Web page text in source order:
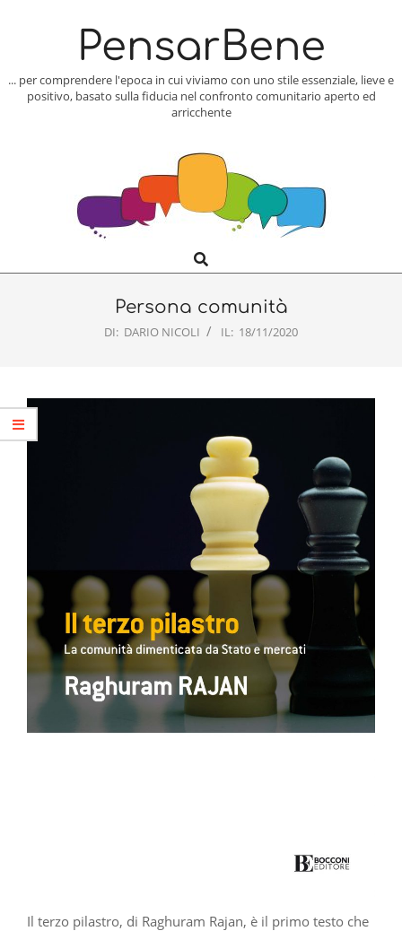
PensarBene
... per comprendere l'epoca in cui viviamo con uno stile essenziale, lieve e
positivo, basato sulla fiducia nel confronto comunitario aperto ed
arricchente
Navigation
Search
Persona comunità
DI: DARIO NICOLI IL: 18/11/2020
Il terzo pilastro, di Raghuram Rajan, è il primo testo che